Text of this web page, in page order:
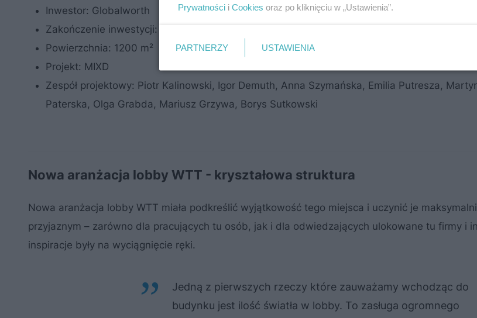
Inwestor: Globalworth
Zakończenie inwestycji: Marzec 2023
Powierzchnia: 1200 m²
Projekt: MIXD
Zespół projektowy: Piotr Kalinowski, Igor Demuth, Anna Szymańska, Emilia Putresza,
Paterska, Olga Grabda, Mariusz Grzywa, Borys Sutkowski
Nowa aranżacja lobby WTT - kryształowa struktura
Nowa aranżacja lobby WTT miała podkreślić wyjątkowość tego miejsca i uczynić je
przyjaznym – zarówno dla pracujących tu osób, jak i dla odwiedzających ulokowane tu firmy i
inspiracje były na wyciągnięcie ręki.
Jedną z pierwszych rzeczy które zauważamy wchodząc do
budynku jest ilość światła w lobby. To zasługa ogromnego
Prywatności i Cookies oraz po kliknięciu w „Ustawienia”.
PARTNERZY USTAWIENIA